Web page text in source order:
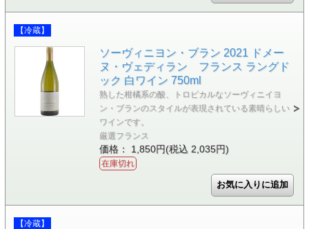
【冷蔵】
ソーヴィニヨン・ブラン 2021 ドメー
ヌ・ヴェディラン フランス ラングド
ック 白ワイン 750ml
熟した柑橘系の酸、トロピカルなソーヴィニイヨ
ン・ブランのスタイルが表現されている素晴らしい
ワインです。
厳選フランス
価格： 1,850円(税込 2,035円)
在庫切れ
【冷蔵】